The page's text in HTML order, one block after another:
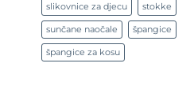
slikovnice za djecu stokke
sunčane naočale špangice
špangice za kosu